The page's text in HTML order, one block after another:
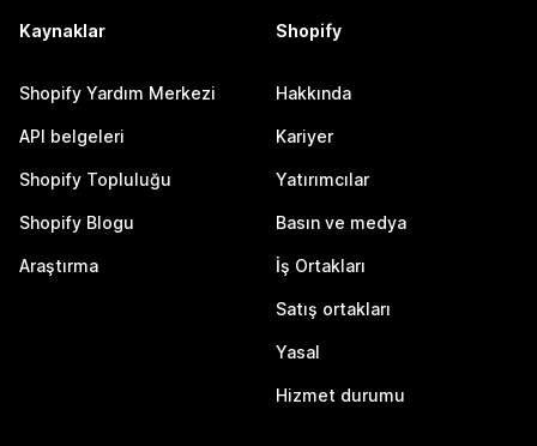
Kaynaklar
Shopify Yardım Merkezi
API belgeleri
Shopify Topluluğu
Shopify Blogu
Araştırma
Shopify
Hakkında
Kariyer
Yatırımcılar
Basın ve medya
İş Ortakları
Satış ortakları
Yasal
Hizmet durumu